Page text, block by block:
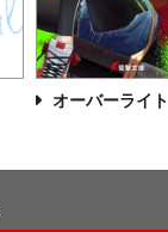
オーバーライト